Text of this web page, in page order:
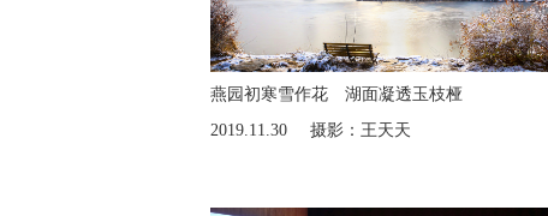
燕园初寒雪作花 湖面凝透玉枝桠
2019.11.30
摄影：王天天